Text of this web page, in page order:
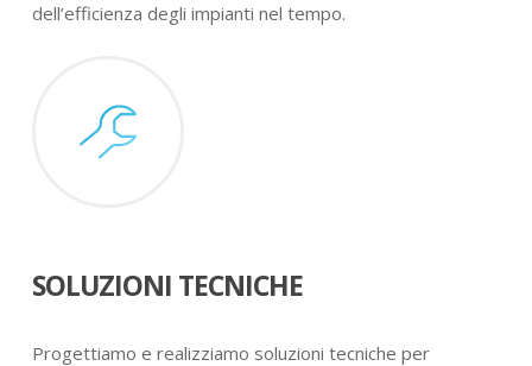
dell’efficienza degli impianti nel tempo.
SOLUZIONI TECNICHE
Progettiamo e realizziamo soluzioni tecniche per